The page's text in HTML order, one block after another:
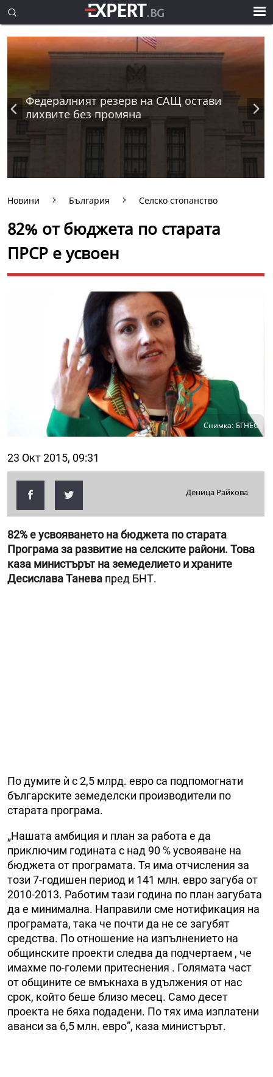
Федералният резерв на САЩ остави
лихвите без промяна
Новини България Селско стопанство
82% от бюджета по старата
ПРСР е усвоен
Снимка: БГНЕС
23 Окт 2015, 09:31
Деница Райкова
82% е усвояването на бюджета по старата
Програма за развитие на селските райони. Това
каза министърът на земеделието и храните
Десислава Танева пред БНТ.
По думите ѝ с 2,5 млрд. евро са подпомогнати
българските земеделски производители по
старата програма.
„Нашата амбиция и план за работа е да
приключим годината с над 90 % усвояване на
бюджета от програмата. Тя има отчисления за
този 7-годишен период и 141 млн. евро загуба от
2010-2013. Работим тази година по план загубата
да е минимална. Направили сме нотификация на
програмата, така че почти да не се загубят
средства. По отношение на изпълнението на
общинските проекти следва да подчертаем , че
имахме по-големи притеснения . Голямата част
от общините се вмъкнаха в удължения от нас
срок, който беше близо месец. Само десет
проекта не бяха подадени. По тях има изплатени
аванси за 6,5 млн. евро”, каза министърът.